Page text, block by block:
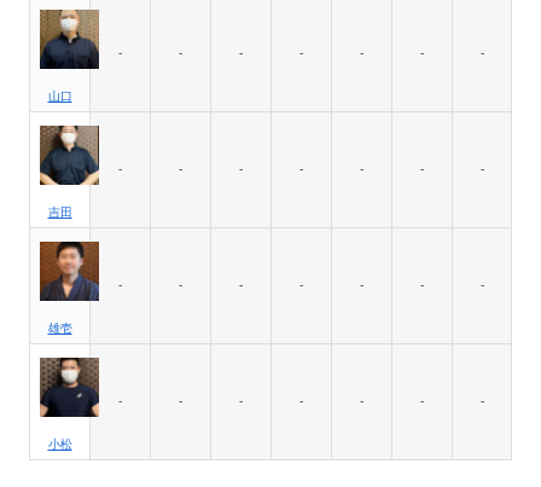
山口
- - - - - - -
吉田
- - - - - - -
雄壱
- - - - - - -
小松
- - - - - - -